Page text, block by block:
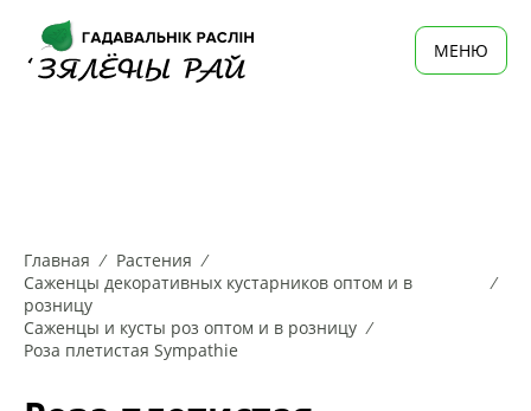
MЕНЮ
Главная
Растения
Саженцы декоративных кустарников оптом и в
розницу
Саженцы и кусты роз оптом и в розницу
Роза плетистая Sympathie